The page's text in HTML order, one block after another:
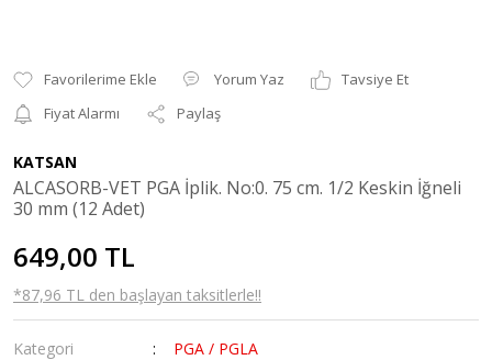
Yorum Yaz
Tavsiye Et
Fiyat Alarmı
Paylaş
KATSAN
ALCASORB-VET PGA İplik. No:0. 75 cm. 1/2 Keskin İğneli
30 mm (12 Adet)
649,00 TL
*87,96 TL den başlayan taksitlerle!!
Kategori
PGA / PGLA